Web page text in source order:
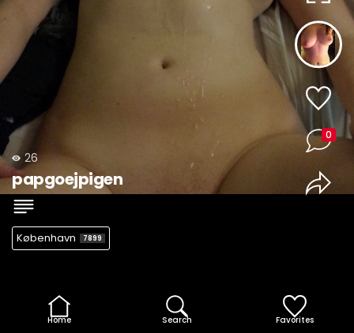
26
papgoejpigen
København 7899
0
Home Search Favorites